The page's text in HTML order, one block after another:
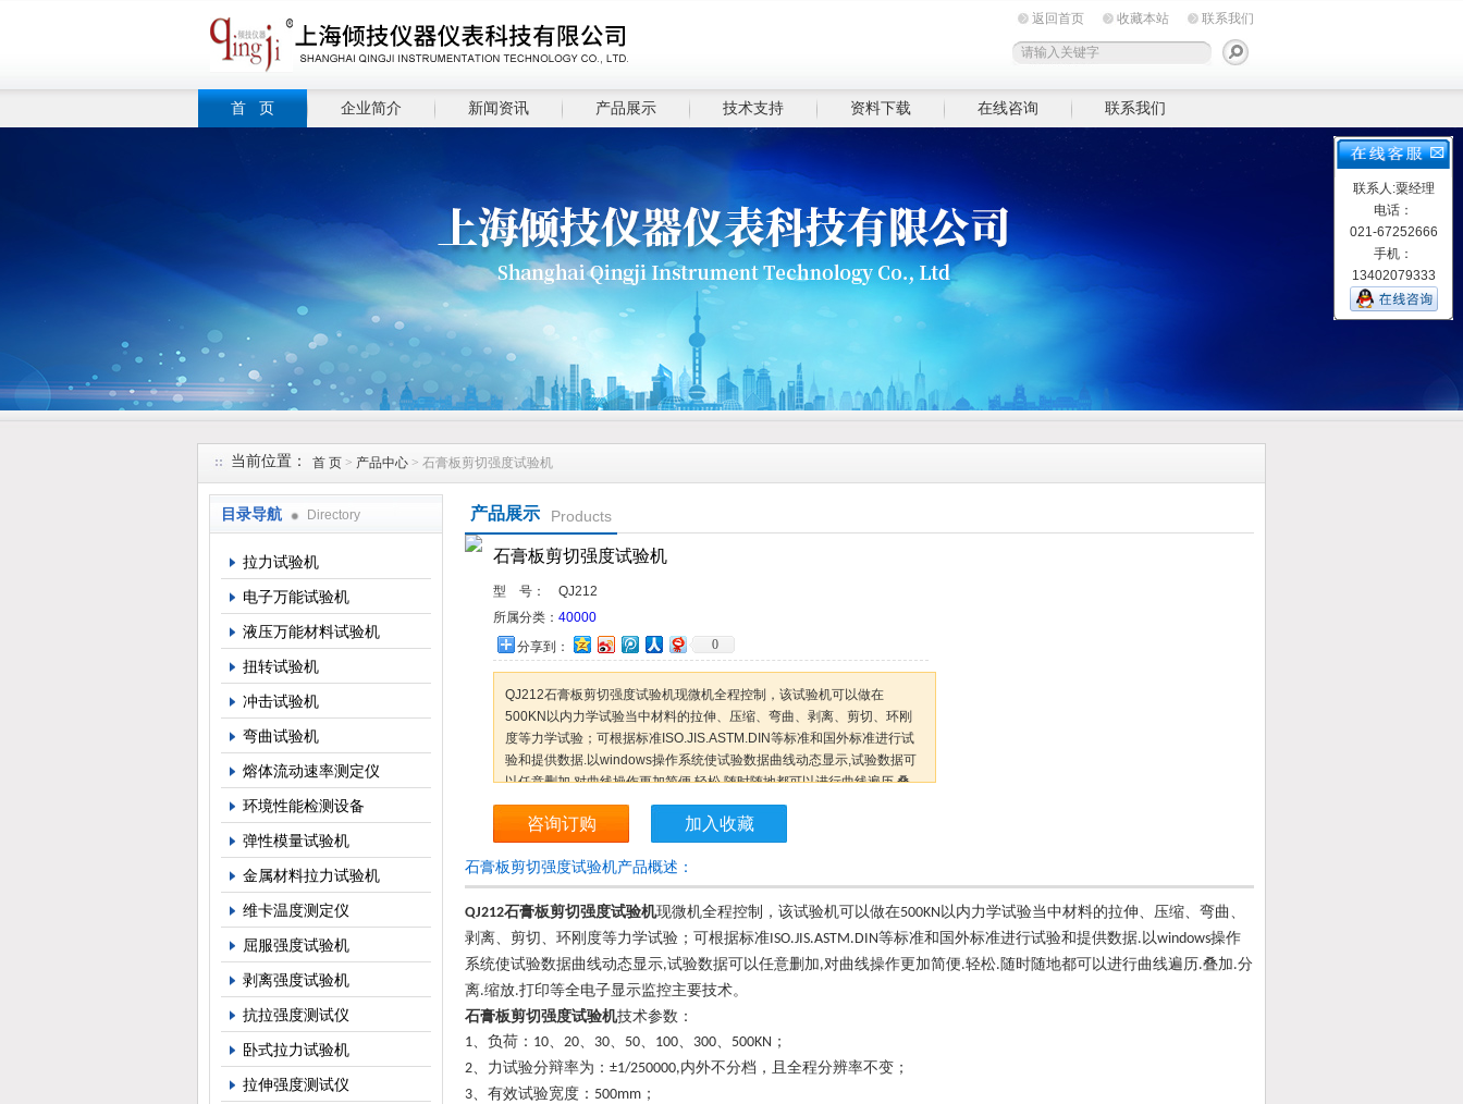
返回首页 收藏本站 联系我们
首 页 企业简介 新闻资讯 产品展示 技术支持 资料下载 在线咨询 联系我们
当前位置： 首 页 > 产品中心 > 石膏板剪切强度试验机
目录导航 Directory
拉力试验机
电子万能试验机
液压万能材料试验机
扭转试验机
冲击试验机
弯曲试验机
熔体流动速率测定仪
环境性能检测设备
弹性模量试验机
金属材料拉力试验机
维卡温度测定仪
屈服强度试验机
剥离强度试验机
抗拉强度测试仪
卧式拉力试验机
拉伸强度测试仪
产品展示 Products
石膏板剪切强度试验机
型 号：
QJ212
所属分类： 40000
分享到：
0
QJ212石膏板剪切强度试验机现微机全程控制，该试验机可以做在
500KN以内力学试验当中材料的拉伸、压缩、弯曲、剥离、剪切、环刚
度等力学试验；可根据标准ISO.JIS.ASTM.DIN等标准和国外标准进行试
验和提供数据.以windows操作系统使试验数据曲线动态显示,试验数据可
以任意删加,对曲线操作更加简便.轻松.随时随地都可以进行曲线遍历.叠
加.分离.缩放.打印等全电子显示监控主要技术。
咨询订购 加入收藏
石膏板剪切强度试验机产品概述：
QJ212石膏板剪切强度试验机现微机全程控制，该试验机可以做在500KN 以内力学试验当中材料的拉伸、压缩、弯曲、
剥离、剪切、环刚度等力学试验；可根据标准ISO.JIS.ASTM.DIN等标准和国外标准进行试验和提供数据. 以windows操作
系统使试验数据曲线动态显示,试验数据可以任意删加,对曲线操作更加简便.轻松. 随时随地都可以进行曲线遍历.叠加.分
离.缩放.打印等全电子显示监控主要技术。
石膏板剪切强度试验机技术参数：
1、负荷： 10、 20、 30、 50、 100、 300、 500KN ；
2、力试验分辩率为： ±1/250000,内外不分档，且全程分辨率不变；
3、有效试验宽度： 500mm ；
联系人:粟经理
电话：
021-67252666
手机：
13402079333